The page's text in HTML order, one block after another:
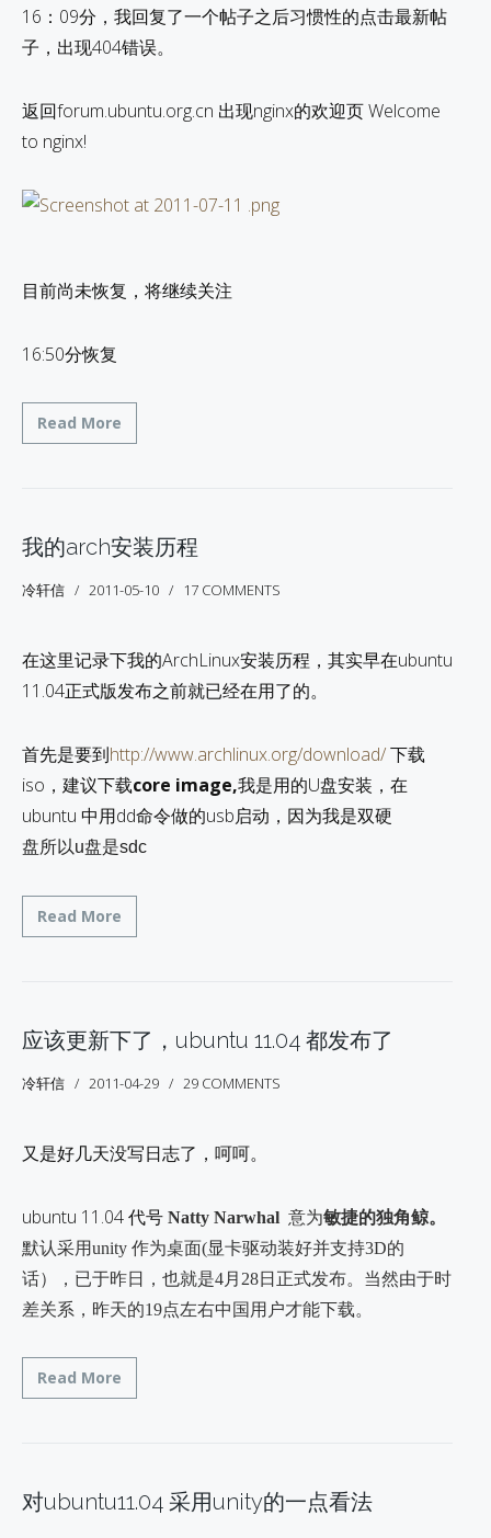
16：09分，我回复了一个帖子之后习惯性的点击最新帖
子，出现404错误。
返回forum.ubuntu.org.cn 出现nginx的欢迎页 Welcome
to nginx!
目前尚未恢复，将继续关注
16:50分恢复
Read More
我的arch安装历程
冷轩信 2011-05-10 17 COMMENTS
在这里记录下我的ArchLinux安装历程，其实早在ubuntu
11.04正式版发布之前就已经在用了的。
首先是要到http://www.archlinux.org/download/下载
iso，建议下载core image,我是用的U盘安装，在
ubuntu 中用dd命令做的usb启动，因为我是双硬
盘所以u盘是sdc
Read More
应该更新下了，ubuntu 11.04 都发布了
冷轩信 2011-04-29 29 COMMENTS
又是好几天没写日志了，呵呵。
ubuntu 11.04 代号 Natty Narwhal 意为敏捷的独角鲸。
默认采用unity 作为桌面(显卡驱动装好并支持3D的
话），已于昨日，也就是4月28日正式发布。当然由于时
差关系，昨天的19点左右中国用户才能下载。
Read More
对ubuntu11.04 采用unity的一点看法